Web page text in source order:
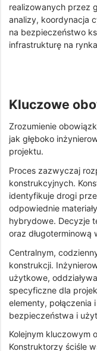
realizowanych przez
analizy, koordynacja
na bezpieczeństwo
infrastrukturę na
Kluczowe
Zrozumienie
jak głęboko
projektu.
Proces zazwyczaj
konstrukcyjnych.
identyfikuje drogi
odpowiednie
hybrydowe. Decyzje
oraz długoterminową
Centralnym,
konstrukcji.
użytkowe,
specyficzne dla
elementy, połączenia
bezpieczeństwa i
Kolejnym kluczowym
Konstruktorzy ściśle